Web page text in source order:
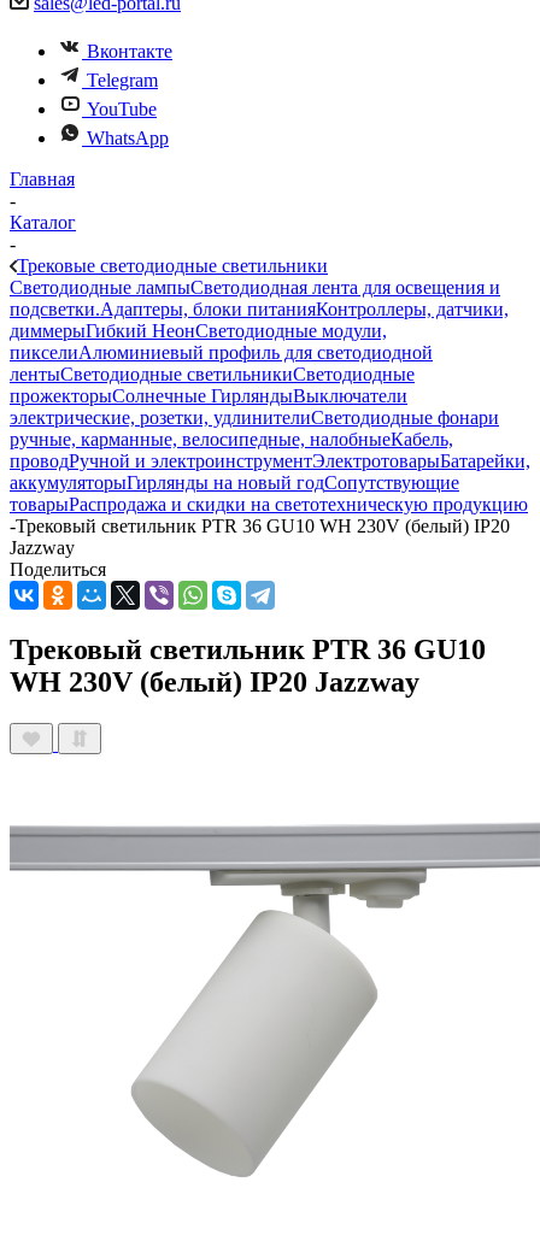
Вконтакте
Telegram
YouTube
WhatsApp
Главная
-
Каталог
-
Трековые светодиодные светильники
Светодиодные лампыСветодиодная лента для освещения и
подсветки.Адаптеры, блоки питанияКонтроллеры, датчики,
диммерыГибкий НеонСветодиодные модули,
пикселиАлюминиевый профиль для светодиодной
лентыСветодиодные светильникиСветодиодные
прожекторыСолнечные ГирляндыВыключатели
электрические, розетки, удлинителиСветодиодные фонари
ручные, карманные, велосипедные, налобныеКабель,
проводРучной и электроинструментЭлектротоварыБатарейки,
аккумуляторыГирлянды на новый годСопутствующие
товарыРаспродажа и скидки на светотехническую продукцию
-Трековый светильник PTR 36 GU10 WH 230V (белый) IP20
Jazzway
Поделиться
Трековый светильник PTR 36 GU10
WH 230V (белый) IP20 Jazzway